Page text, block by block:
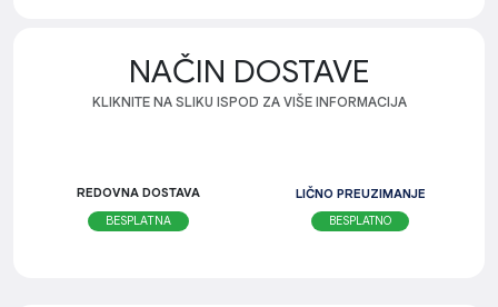
NAČIN DOSTAVE
KLIKNITE NA SLIKU ISPOD ZA VIŠE INFORMACIJA
REDOVNA DOSTAVA
BESPLATNA
LIČNO PREUZIMANJE
BESPLATNO